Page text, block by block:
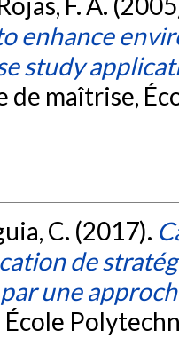
enhance
study
de maîtrise,
C. (2017).
de
une